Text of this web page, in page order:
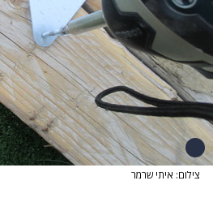
צילום: איתי שרמר